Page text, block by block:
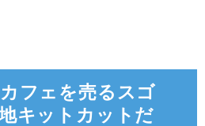
フェを売るスゴ
キットカットだ